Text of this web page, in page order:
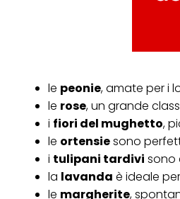
le peonie, amate per i
le rose, un grande
i fiori del mughetto,
le ortensiesono
i tulipani tardivi sono
la lavanda è ideale
le margherite,